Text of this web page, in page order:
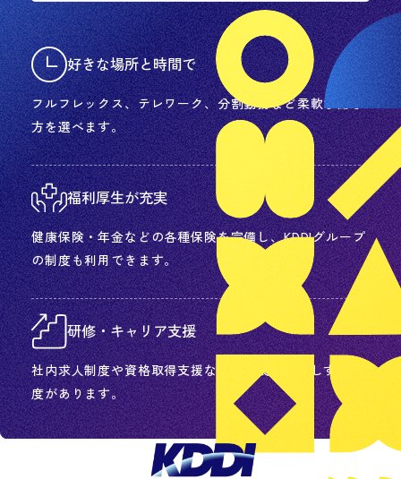
好きな場所と時間で
フルフレックス、テレワーク、分割勤務など柔軟な働き
方を選べます。
福利厚生が充実
健康保険・年金などの各種保険を完備し、KDDIグループ
の制度も利用できます。
研修・キャリア支援
社内求人制度や資格取得支援など、成長を後押しする制
度があります。